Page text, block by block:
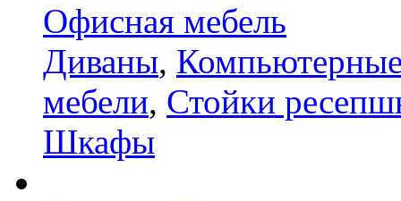
Офисная мебель
Диваны,
мебели, Стойки
Шкафы